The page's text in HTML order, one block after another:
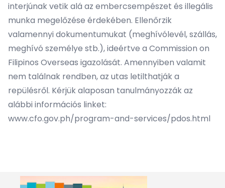
interjúnak vetik alá az embercsempészet és illegális
munka megelőzése érdekében. Ellenőrzik
valamennyi dokumentumukat (meghívólevél, szállás,
meghívó személye stb.), ideértve a Commission on
Filipinos Overseas igazolását. Amennyiben valamit
nem találnak rendben, az utas letilthatják a
repülésről. Kérjük alaposan tanulmányozzák az
alábbi információs linket:
www.cfo.gov.ph/program-and-services/pdos.html